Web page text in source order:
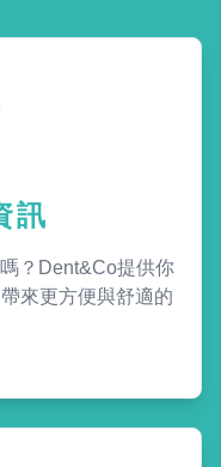
訊
？Dent&Co提供你
來更方便與舒適的